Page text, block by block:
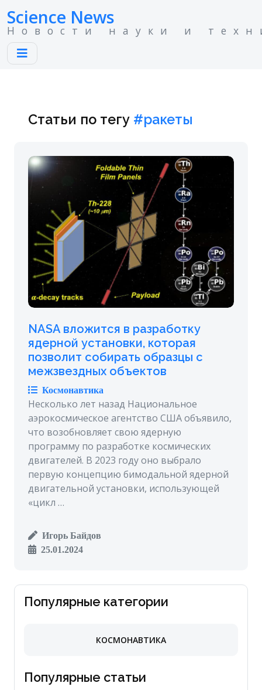
Science News
Новости науки и
Статьи по тегу #ракеты
NASA вложится в разработку
ядерной установки, которая
позволит собирать образцы с
межзвездных объектов
Космонавтика
Несколько лет назад Национальное
аэрокосмическое агентство США объявило,
что возобновляет свою ядерную
программу по разработке космических
двигателей. В 2023 году оно выбрало
первую концепцию бимодальной ядерной
двигательной установки, использующей
«цикл …
Игорь Байдов
25.01.2024
Популярные категории
КОСМОНАВТИКА
Популярные статьи